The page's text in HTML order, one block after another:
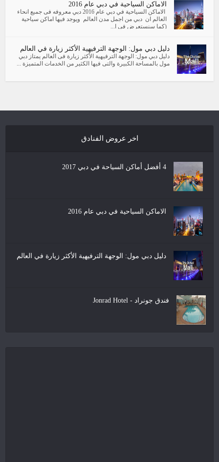
الاماكن السياحية في دبي عام 2016
الاماكن السياحية في دبي عام 2016 دبي معروفه فى جميع انحاء
العالم ان دبي من اجمل مدن العالم ويوجد فيها اماكن سياحية
(كما سنستعرض فى ا...
دليل دبي مول: الوجهة الترفيهية الأكثر زيارة في العالم
دليل دبي مول: الوجهة الترفيهية الأكثر زيارة فى العالم يمتاز دبي
مول بالمساحة الكبيرة والتى فيها الكثير من الخدمات المتميزة ...
اخر عروض الفنادق
الاماكن السياحية في دبي عام 2016
دليل دبي مول: الوجهة الترفيهية الأكثر زيارة في العالم
فندق جونراد - Jonrad Hotel